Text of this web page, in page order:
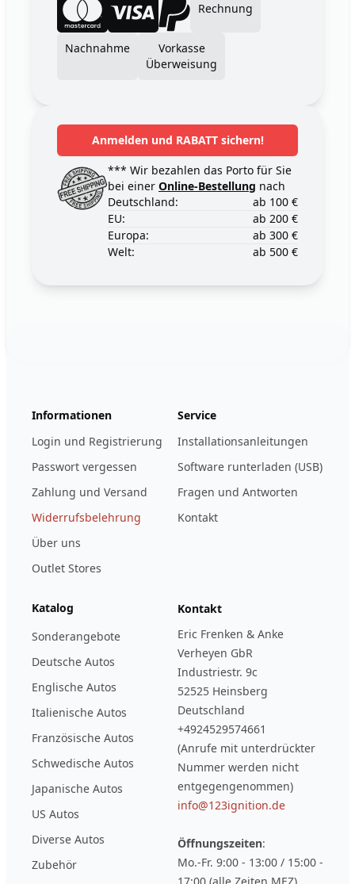
Rechnung
Nachnahme
Vorkasse
Überweisung
Anmelden und RABATT sichern!
*** Wir bezahlen das Porto für Sie
bei einer Online-Bestellung nach
Deutschland:
ab 100 €
EU:
ab 200 €
Europa:
ab 300 €
Welt:
ab 500 €
Informationen
Login und Registrierung
Passwort vergessen
Zahlung und Versand
Widerrufsbelehrung
Über uns
Outlet Stores
Service
Installationsanleitungen
Software runterladen (USB)
Fragen und Antworten
Kontakt
Katalog
Sonderangebote
Deutsche Autos
Englische Autos
Italienische Autos
Französische Autos
Schwedische Autos
Japanische Autos
US Autos
Diverse Autos
Zubehör
Kontakt
Eric Frenken & Anke
Verheyen GbR
Industriestr. 9c
52525 Heinsberg
Deutschland
+4924529574661
(Anrufe mit unterdrückter
Nummer werden nicht
entgegengenommen)
info@123ignition.de
Öffnungszeiten:
Mo.-Fr. 9:00 - 13:00 / 15:00 -